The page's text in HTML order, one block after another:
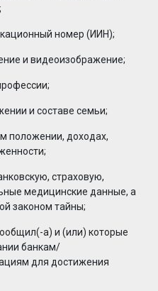
номер (ИИН);
и видеоизображение;
и составе семьи;
положении, доходах,
страховую,
медицинские данные, а
законом тайны;
а) и (или) которые
банкам/
для достижения